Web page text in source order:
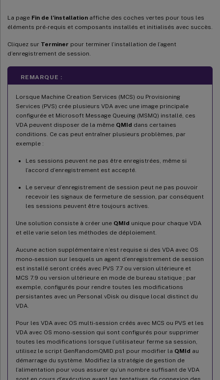
La page Fin de l’installation affiche des coches vertes pour tous les
éléments pré-requis et composants installés et initialisés avec succès.
Cliquez sur Terminer pour terminer l’installation de l’agent
d’enregistrement de session.
REMARQUE :
Lorsque Machine Creation Services (MCS) ou Provisioning
Services (PVS) crée plusieurs VDA avec une image principale
configurée et Microsoft Message Queuing (MSMQ) installé, ces
VDA peuvent disposer de la même QMId dans certaines
conditions. Ce cas peut entraîner plusieurs problèmes, par
exemple :
Les sessions peuvent ne pas être enregistrées, même si
l’accord d’enregistrement est accepté.
Le serveur d’enregistrement de session peut ne pas pouvoir
recevoir les signaux de fermeture de session, par conséquent
les sessions peuvent être toujours actives.
Une solution consiste à créer une QMId unique pour chaque VDA
et elle varie selon les méthodes de déploiement.
Aucune action supplémentaire n’est requise si des VDA avec OS
mono-session sur lesquels un agent d’enregistrement de session
est installé seront créés avec PVS 7.7 ou version ultérieure et
MCS 7.9 ou version ultérieure en mode de bureau statique ; par
exemple, configurés pour rendre toutes les modifications
persistantes avec un Personal vDisk ou disque local distinct du
VDA.
Pour les VDA avec OS multi-session créés avec MCS ou PVS et les
VDA avec OS mono-session qui sont configurés pour supprimer
toutes les modifications lorsque l’utilisateur ferme sa session,
utilisez le script GenRandomQMID.ps1 pour modifier la QMId au
démarrage du système. Modifiez la stratégie de gestion de
l’alimentation pour vous assurer qu’un nombre suffisant de VDA